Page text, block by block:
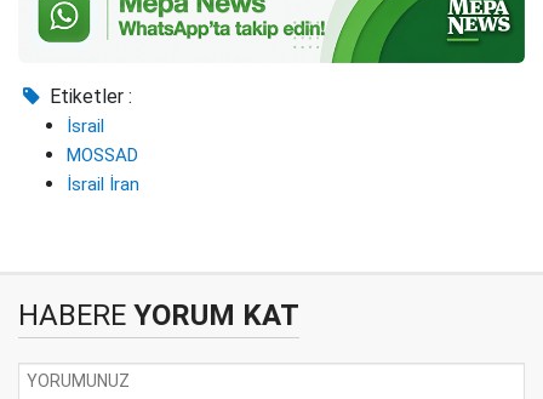
Etiketler :
İsrail
MOSSAD
İsrail İran
HABERE YORUM KAT